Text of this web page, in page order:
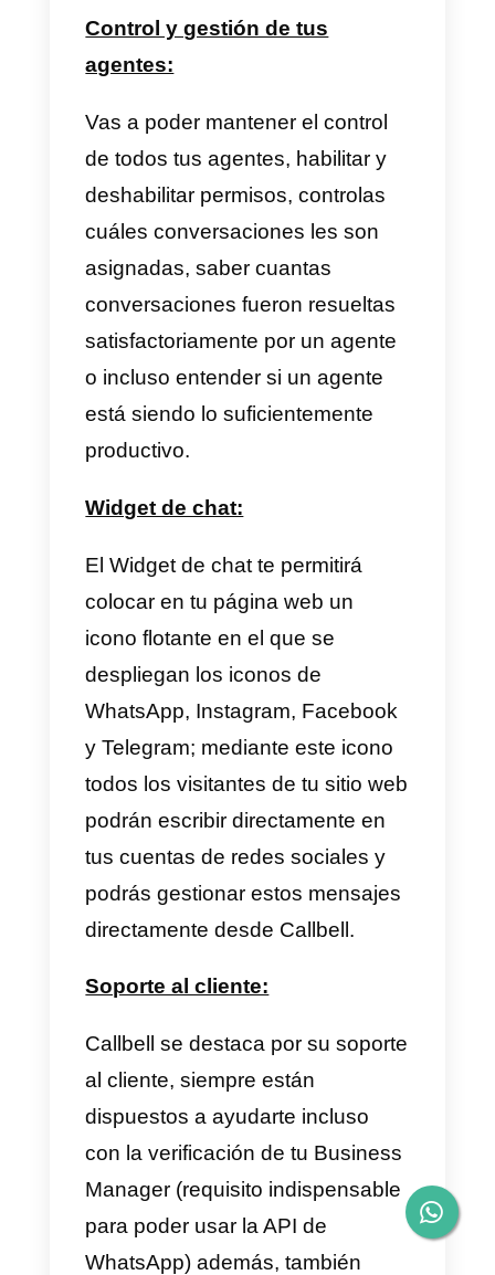
principalmente para gestionar
leads de WhatsApp, sin
se puede utilizar para gestionar
todo tipo de leads provenientes
de las diferentes redes sociales,
transferir tickets o
a otros agentes o
también cuentan con chatbots
integrados, respuestas enlatadas
En cuanto al precio, B2chat le da
WhatsAppdebido a que el plan
más costoso del servicio cuenta
exclusivamente con WhatsApp y
el plan más económico sin
WhatsApp, debes tener en
cuenta que el plan viene con
2 usuarios por defecto y que
usuario adicional tiene un valor
cuanto al servicio de atención al
cliente es relativamente bueno,
generalmente responden rápido.